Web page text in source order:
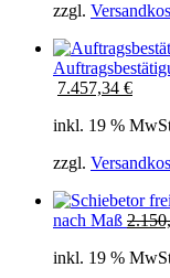
zzgl.
Aktueller
ist:
7.457,34 €
inkl. 19 %
zzgl.
nach Maß
war:
inkl. 19 %